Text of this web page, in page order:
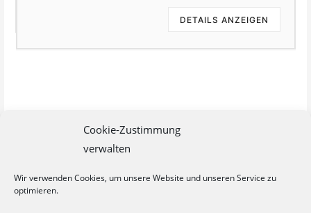
Cookie-Zustimmung
verwalten
Wir verwenden Cookies, um unsere Website und unseren Service zu
optimieren.
DETAILS ANZEIGEN